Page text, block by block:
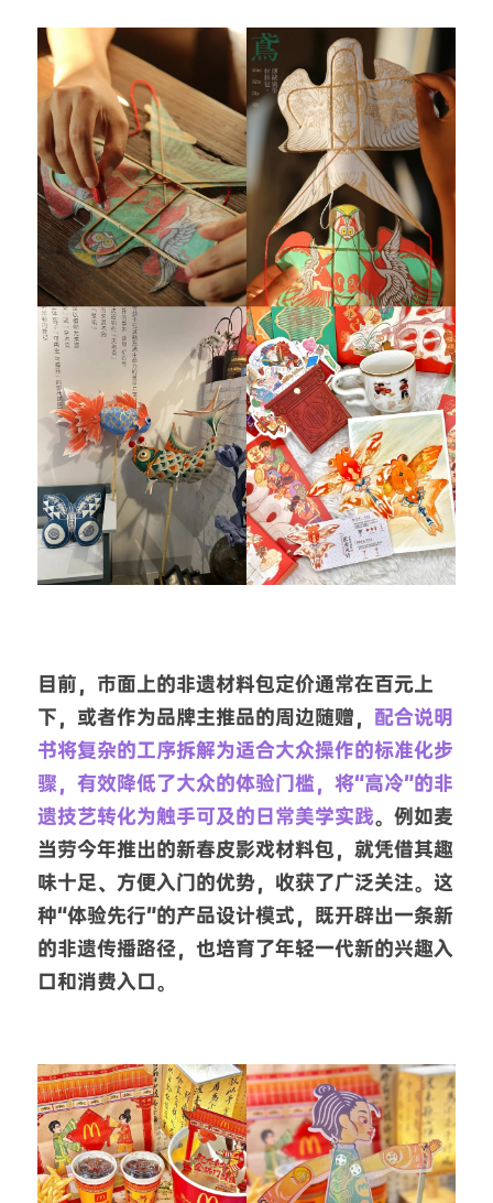
目前，市面上的非遗材料包定价通常在百元上
下，或者作为品牌主推品的周边随赠， 配合说明
书将复杂的工序拆解为适合大众操作的标准化步
骤，有效降低了大众的体验门槛，将“高冷”的非
遗技艺转化为触手可及的日常美学实践。例如麦
当劳今年推出的新春皮影戏材料包，就凭借其趣
味十足、方便入门的优势，收获了广泛关注。这
种“体验先行”的产品设计模式，既开辟出一条新
的非遗传播路径，也培育了年轻一代新的兴趣入
口和消费入口。